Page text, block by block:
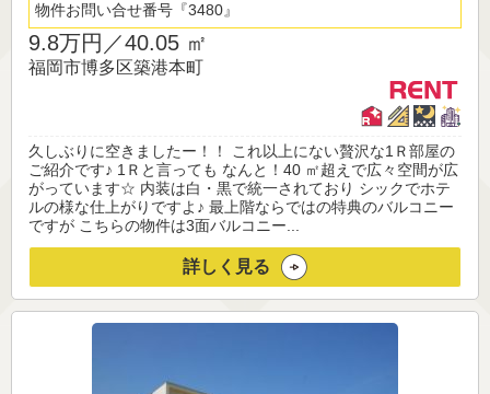
物件お問い合せ番号 3480
9.8万円／40.05 ㎡
福岡市博多区築港本町
久しぶりに空きましたー！！ これ以上にない贅沢な1Ｒ部屋の
ご紹介です♪ 1Ｒと言っても なんと！40 ㎡超えで広々空間が広
がっています☆ 内装は白・黒で統一されており シックでホテ
ルの様な仕上がりですよ♪ 最上階ならではの特典のバルコニー
ですが こちらの物件は3面バルコニー...
詳しく見る